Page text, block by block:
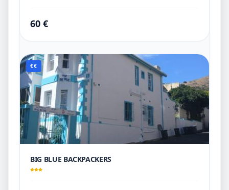
60 €
€€
BIG BLUE BACKPACKERS